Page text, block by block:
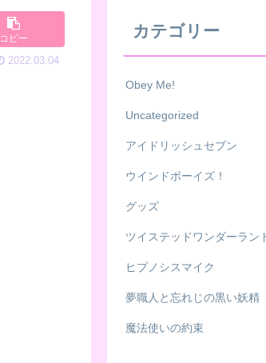
コピー
2022.03.04
カテゴリー
Obey Me!
Uncategorized
アイドリッシュセブン
ウインドボーイズ！
グッズ
ツイステッドワンダーラン
ヒプノシスマイク
夢職人と忘れじの黒い妖精
魔法使いの約束